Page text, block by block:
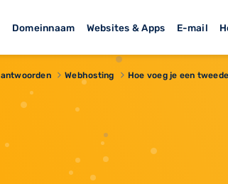
Domeinnaam Websites & Apps E-mail
Webhosting Hoe voeg je een